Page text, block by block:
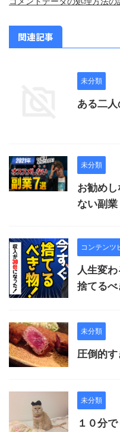
関連記事
未分類
ある二
未分類
お勧め
ない副業
コンテンツ
人生変
捨てるべ
未分類
圧倒的
未分類
１０分